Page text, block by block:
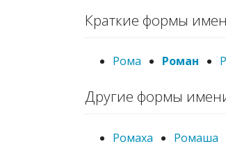
Краткие формы
Рома Роман
Другие формы
Ромаха Ромаша